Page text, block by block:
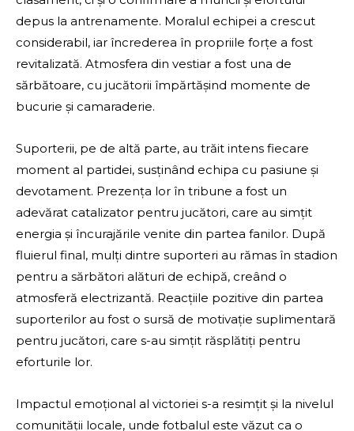
depus la antrenamente. Moralul echipei a crescut
considerabil, iar încrederea în propriile forțe a fost
revitalizată. Atmosfera din vestiar a fost una de
sărbătoare, cu jucătorii împărtășind momente de
bucurie și camaraderie.
Suporterii, pe de altă parte, au trăit intens fiecare
moment al partidei, susținând echipa cu pasiune și
devotament. Prezența lor în tribune a fost un
adevărat catalizator pentru jucători, care au simțit
energia și încurajările venite din partea fanilor. După
fluierul final, mulți dintre suporteri au rămas în stadion
pentru a sărbători alături de echipă, creând o
atmosferă electrizantă. Reacțiile pozitive din partea
suporterilor au fost o sursă de motivație suplimentară
pentru jucători, care s-au simțit răsplătiți pentru
eforturile lor.
Impactul emoțional al victoriei s-a resimțit și la nivelul
comunității locale, unde fotbalul este văzut ca o